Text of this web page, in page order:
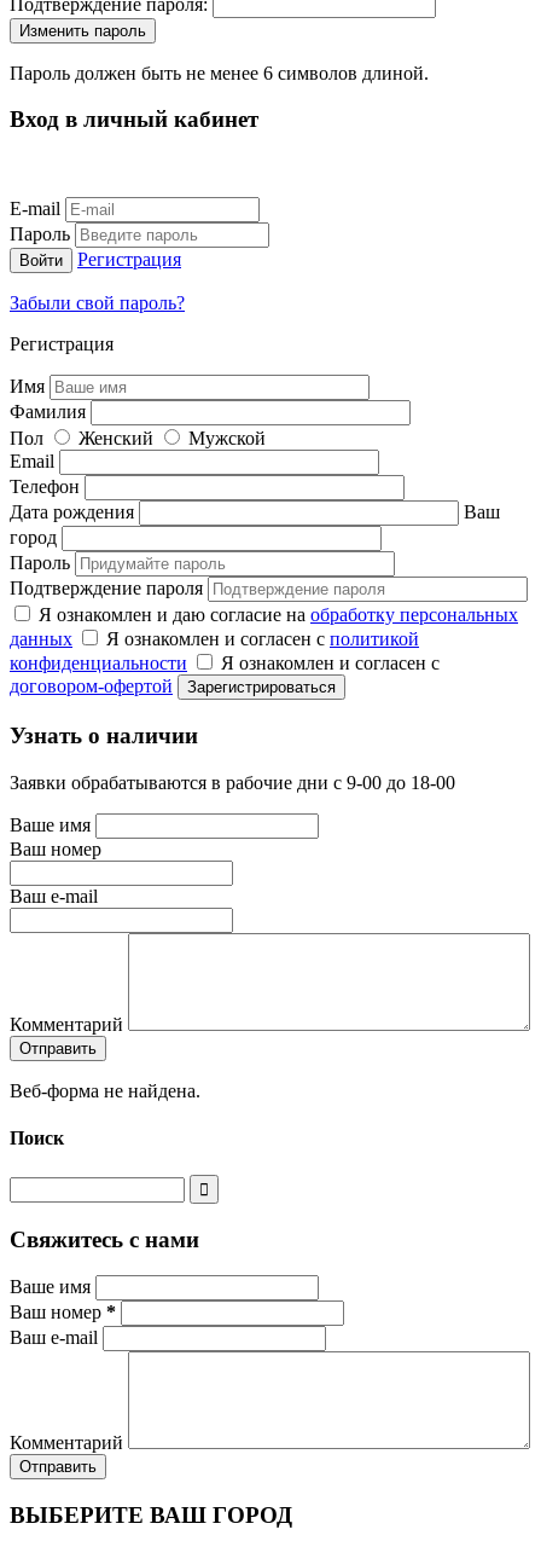
Пароль должен быть не менее 6 символов длиной.
Вход в личный кабинет
E-mail
Пароль
Регистрация
Забыли свой пароль?
Регистрация
Имя
Фамилия
Пол
Женский
Мужской
Email
Телефон
Дата рождения
Ваш
город
Пароль
Подтверждение пароля
Я ознакомлен и даю согласие на обработку персональных
данных
Я ознакомлен и согласен с политикой
конфиденциальности
Я ознакомлен и согласен с
договором-офертой
Узнать о наличии
Заявки обрабатываются в рабочие дни с 9-00 до 18-00
Ваше имя
Ваш номер
Ваш e-mail
Комментарий
Веб-форма не найдена.
Поиск
Свяжитесь с нами
Ваше имя
Ваш номер *
Ваш e-mail
Комментарий
ВЫБЕРИТЕ ВАШ ГОРОД